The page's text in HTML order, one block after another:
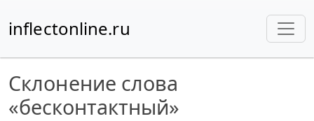
inflectonline.ru
Склонение слова
«бесконтактный»